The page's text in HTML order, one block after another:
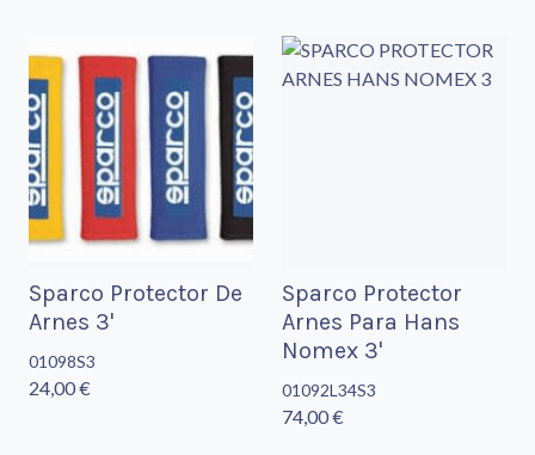
Sparco Protector De
Arnes 3'
01098S3
24,00 €
Sparco Protector
Arnes Para Hans
Nomex 3'
01092L34S3
74,00 €